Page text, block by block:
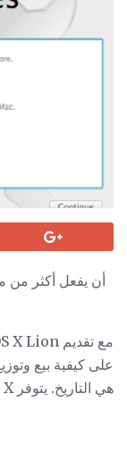
هي التاريخ. يتوفر OS X الآن كتنزيل من